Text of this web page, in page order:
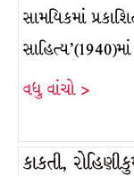
સામયિકમાં
વધુ વાંચો >
કાકતી,